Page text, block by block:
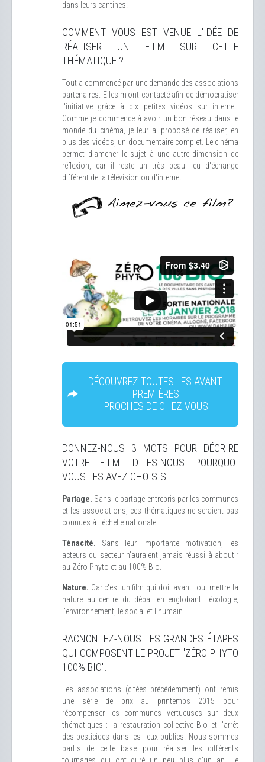
dans leurs cantines.
COMMENT VOUS EST VENUE L'IDÉE DE
RÉALISER UN FILM SUR CETTE
THÉMATIQUE ?
Tout a commencé par une demande des associations
partenaires. Elles m'ont contacté afin de démocratiser
l'initiative grâce à dix petites vidéos sur internet.
Comme je commence à avoir un bon réseau dans le
monde du cinéma, je leur ai proposé de réaliser, en
plus des vidéos, un documentaire complet. Le cinéma
permet d'amener le sujet à une autre dimension de
réflexion, car il reste un très beau lieu d'échange
différent de la télévision ou d'internet.
DÉCOUVREZ TOUTES LES AVANT-
PREMIÈRES
PROCHES DE CHEZ VOUS
DONNEZ-NOUS 3 MOTS POUR DÉCRIRE
VOTRE FILM. DITES-NOUS POURQUOI
VOUS LES AVEZ CHOISIS.
Partage. Sans le partage entrepris par les communes
et les associations, ces thématiques ne seraient pas
connues à l'échelle nationale.
Ténacité. Sans leur importante motivation, les
acteurs du secteur n'auraient jamais réussi à aboutir
au Zéro Phyto et au 100% Bio.
Nature. Car c'est un film qui doit avant tout mettre la
nature au centre du débat en englobant l'écologie,
l'environnement, le social et l'humain.
RACNONTEZ-NOUS LES GRANDES ÉTAPES
QUI COMPOSENT LE PROJET "ZÉRO PHYTO
100% BIO".
Les associations (citées précédemment) ont remis
une série de prix au printemps 2015 pour
récompenser les communes vertueuses sur deux
thématiques : la restauration collective Bio et l'arrêt
des pesticides dans les lieux publics. Nous sommes
partis de cette base pour réaliser les différents